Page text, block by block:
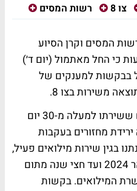
צו 8 רשות המסים
המסים וקרן הסיוע
כי החל מאתמול (יום ד׳)
בבקשות למענקים של
משירות בצו 8.
למענקים יהיו זכאים עצמאיים ששירתו למעלה מ-30 יום
ירידת מחזורים בעקבות
בגין שירות מילואים פעיל,
שחל בתקופה המתחילה בינואר 2024 ועד חצי שנה מתום
המילואים. בקשות